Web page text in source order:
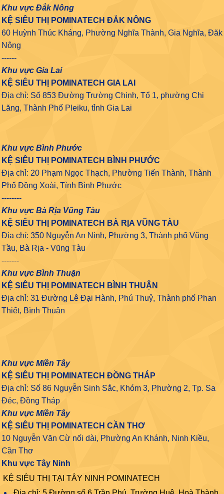
Khu vực Đắk Nông
KỆ SIÊU THỊ POMINATECH ĐẮK NÔNG
60 Huỳnh Thúc Kháng, Phường Nghĩa Thành, Gia Nghĩa, Đăk
Nông
------
Khu vực Gia Lai
KỆ SIÊU THỊ POMINATECH GIA LAI
Địa chỉ: Số 853 Đường Trường Chinh, Tổ 1, phường Chi
Lăng, Thành Phố Pleiku, tỉnh Gia Lai
Khu vực Bình Phước
KỆ SIÊU THỊ POMINATECH BÌNH PHƯỚC
Địa chỉ: 20 Phạm Ngọc Thạch, Phường Tiến Thành, Thành
Phố Đồng Xoài, Tỉnh Bình Phước
--------
Khu vực Bà Rịa Vũng Tàu
KỆ SIÊU THỊ POMINATECH BÀ RỊA VŨNG TÀU
Địa chỉ: 350 Nguyễn An Ninh, Phường 3, Thành phố Vũng
Tầu, Bà Rịa - Vũng Tàu
-------
Khu vực Bình Thuận
KỆ SIÊU THỊ POMINATECH BÌNH THUẬN
Địa chỉ: 31 Đường Lê Đại Hành, Phú Thuỷ, Thành phố Phan
Thiết, Bình Thuận
Khu vực Miền Tây
KỆ SIÊU THỊ POMINATECH ĐỒNG THÁP
Địa chỉ: Số 86 Nguyễn Sinh Sắc, Khóm 3, Phường 2, Tp. Sa
Đéc, Đồng Tháp
Khu vực Miền Tây
KỆ SIÊU THỊ POMINATECH CẦN THƠ
10 Nguyễn Văn Cừ nối dài, Phường An Khánh, Ninh Kiều,
Cần Thơ
Khu vực Tây Ninh
KỆ SIÊU THỊ TẠI TÂY NINH POMINATECH